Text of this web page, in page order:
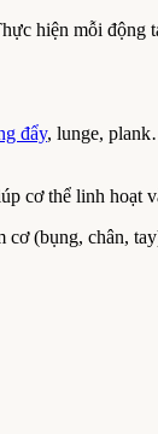
hiện mỗi động
đẩy, lunge,
cơ thể linh hoạt
(bụng, chân,